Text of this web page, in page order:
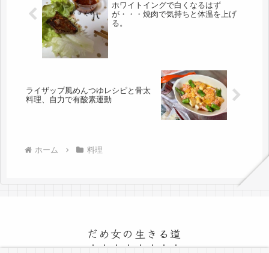
ホワイトイングで白くなるはず
が・・・焼肉で気持ちと体温を上げ
る。
ライザップ風めんつゆレシピと骨太
料理、自力で有酸素運動
ホーム 料理
だめ女の生きる道